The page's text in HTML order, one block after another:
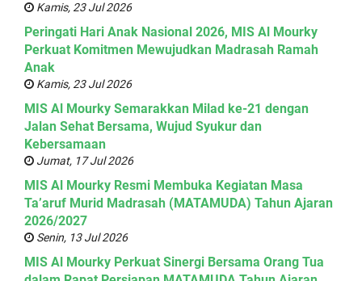
Kamis, 23 Jul 2026
Peringati Hari Anak Nasional 2026, MIS Al Mourky
Perkuat Komitmen Mewujudkan Madrasah Ramah
Anak
Kamis, 23 Jul 2026
MIS Al Mourky Semarakkan Milad ke-21 dengan
Jalan Sehat Bersama, Wujud Syukur dan
Kebersamaan
Jumat, 17 Jul 2026
MIS Al Mourky Resmi Membuka Kegiatan Masa
Ta’aruf Murid Madrasah (MATAMUDA) Tahun Ajaran
2026/2027
Senin, 13 Jul 2026
MIS Al Mourky Perkuat Sinergi Bersama Orang Tua